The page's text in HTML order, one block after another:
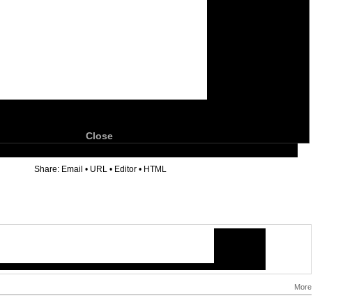
Close
Share: Email • URL • Editor • HTML
More